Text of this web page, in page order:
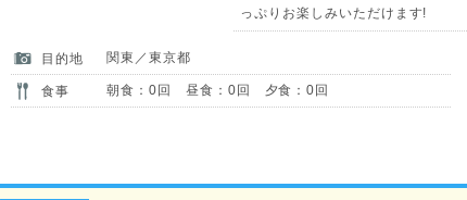
っぷりお楽しみいただけます!
目的地 関東／東京都
食事 朝食：0回 昼食：0回 夕食：0回